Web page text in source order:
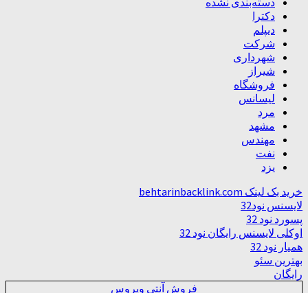
دکترا
دیپلم
شرکت
شهرداری
شیراز
فروشگاه
لیسانس
مرد
مشهد
مهندس
نفت
یزد
خرید بک لینک behtarinbacklink.com
لایسنس نود32
پسورد نود 32
اوکلی لایسنس رایگان نود 32
همیار نود 32
بهترین سئو
رایگان
فروش آنتی ویروس